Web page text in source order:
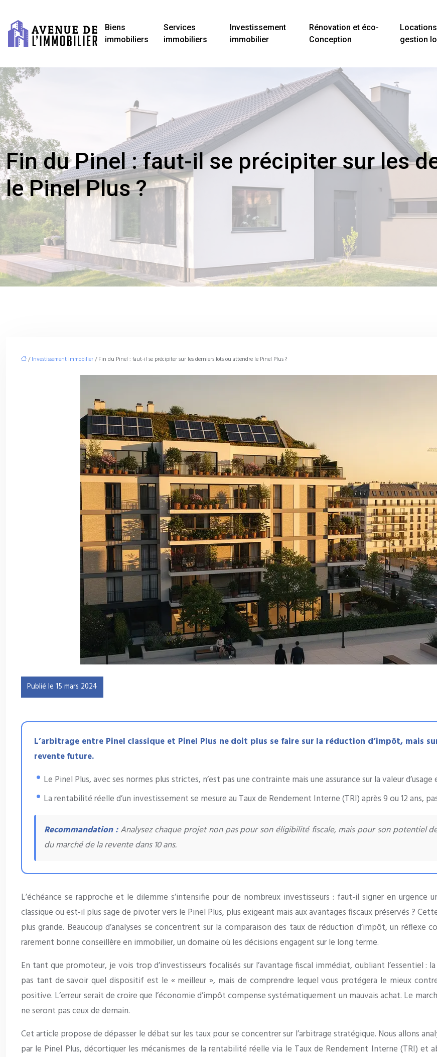
Biens
immobiliers
Services
immobiliers
Investissement
immobilier
Rénovation et éco-
Conception
gestion
Fin du Pinel : faut-il se précipiter sur les
le Pinel Plus ?
/Investissement immobilier/ Fin du Pinel : faut-il se précipiter sur les derniers lots ou attendre le Pinel Plus ?
Publié le 15 mars 2024
L’arbitrage entre Pinel classique et Pinel Plus ne doit plus se faire sur la réduction d’impôt, mais
revente future.
Le Pinel Plus, avec ses normes plus strictes, n’est pas une contrainte mais une assurance sur la valeur
La rentabilité réelle d’un investissement se mesure au Taux de Rendement Interne (TRI) après 9 ou 12 ans,
Recommandation :Analysez chaque projet non pas pour son éligibilité fiscale, mais pour son potentiel
du marché de la revente dans 10 ans.
L’échéance se rapproche et le dilemme s’intensifie pour de nombreux investisseurs : faut-il signer en
classique ou est-il plus sage de pivoter vers le Pinel Plus, plus exigeant mais aux avantages fiscaux préservés ?
plus grande. Beaucoup d’analyses se concentrent sur la comparaison des taux de réduction d’impôt, un
rarement bonne conseillère en immobilier, un domaine où les décisions engagent sur le long terme.
En tant que promoteur, je vois trop d’investisseurs focalisés sur l’avantage fiscal immédiat, oubliant l’essentiel :
pas tant de savoir quel dispositif est le « meilleur », mais de comprendre lequel vous protégera le mieux
positive. L’erreur serait de croire que l’économie d’impôt compense systématiquement un mauvais achat. Le
ne seront pas ceux de demain.
Cet article propose de dépasser le débat sur les taux pour se concentrer sur l’arbitrage stratégique. Nous allons
par le Pinel Plus, décortiquer les mécanismes de la rentabilité réelle via le Taux de Rendement Interne (TRI)